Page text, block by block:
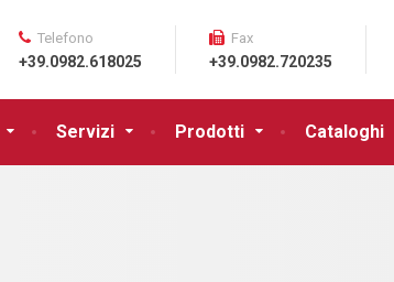
Servizi Prodotti Cataloghi
Telefono
+39.0982.618025
Fax
+39.0982.720235